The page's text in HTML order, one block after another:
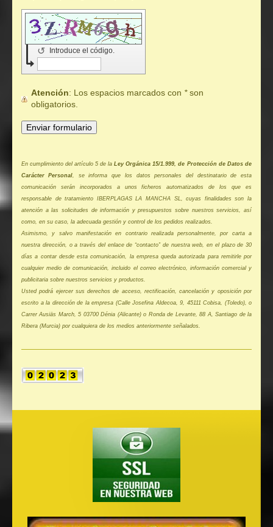
Introduce el código.
↺
Atención : Los espacios marcados con *son
obligatorios.
En cumplimiento del artículo 5 de la Ley Orgánica 15/1.999, de Protección de Datos de
Carácter Personal , se informa que los datos personales del destinatario de esta
comunicación serán incorporados a unos ficheros automatizados de los que es
responsable de tratamiento IBERPLAGAS LA MANCHA SL, cuyas finalidades son la
atención a las solicitudes de información y presupuestos sobre nuestros servicios, así
como, en su caso, la adecuada gestión y control de los pedidos realizados.
Asimismo, y salvo manifestación en contrario realizada personalmente, por carta a
nuestra dirección, o a través del enlace de “contacto” de nuestra web, en el plazo de 30
días a contar desde esta comunicación, la empresa queda autorizada para remitirle por
cualquier medio de comunicación, incluido el correo electrónico, información comercial y
publicitaria sobre nuestros servicios y productos.
Usted podrá ejercer sus derechos de acceso, rectificación, cancelación y oposición por
escrito a la dirección de la empresa (Calle Josefina Aldecoa, 9, 45111 Cobisa, (Toledo), o
Carrer Ausiäs March, 5 03700 Dénia (Alicante) o Ronda de Levante, 88 A, Santiago de la
Ribera (Murcia) por cualquiera de los medios anteriormente señalados.